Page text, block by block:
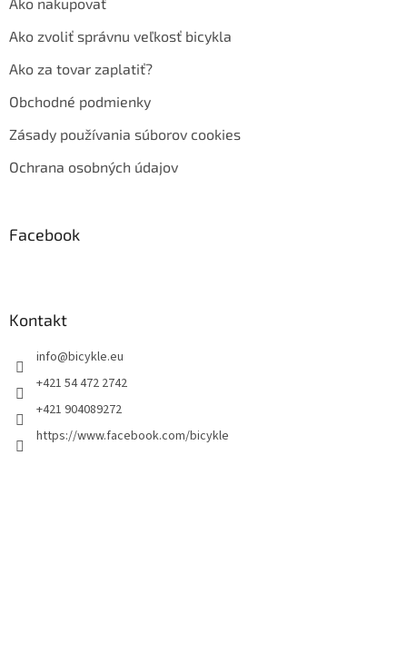
Ako zvoliť správnu veľkosť bicykla
Ako za tovar zaplatiť?
Obchodné podmienky
Zásady používania súborov cookies
Ochrana osobných údajov
Facebook
Kontakt
info@bicykle.eu
+421 54 472 2742
+421 904089272
https://www.facebook.com/bicykle